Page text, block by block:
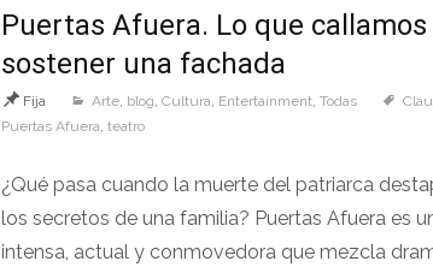
Puertas Afuera. Lo que callamos
sostener una fachada
Fija Arte, blog, Cultura, Entertainment, Todas
Puertas Afuera, teatro
¿Qué pasa cuando la muerte del patriarca
los secretos de una familia? Puertas Afuera es
intensa, actual y conmovedora que mezcla